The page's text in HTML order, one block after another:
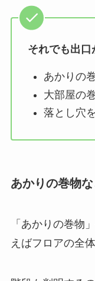
それでも出口
あかりの
大部屋の
落とし穴
あかりの巻物
「あかりの巻物
えばフロアの全